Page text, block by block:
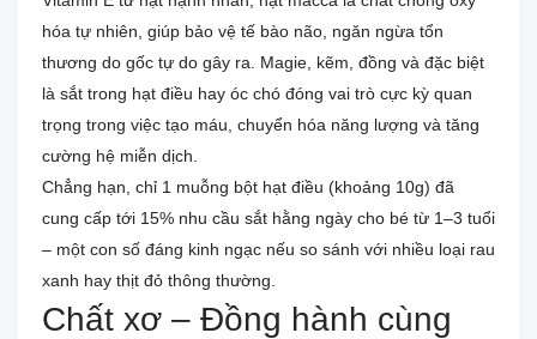
hóa tự nhiên, giúp bảo vệ tế bào não, ngăn ngừa tổn
thương do gốc tự do gây ra. Magie, kẽm, đồng và đặc biệt
là sắt trong hạt điều hay óc chó đóng vai trò cực kỳ quan
trọng trong việc tạo máu, chuyển hóa năng lượng và tăng
cường hệ miễn dịch.
Chẳng hạn, chỉ 1 muỗng bột hạt điều (khoảng 10g) đã
cung cấp tới 15% nhu cầu sắt hằng ngày cho bé từ 1–3 tuổi
– một con số đáng kinh ngạc nếu so sánh với nhiều loại rau
xanh hay thịt đỏ thông thường.
Chất xơ – Đồng hành cùng